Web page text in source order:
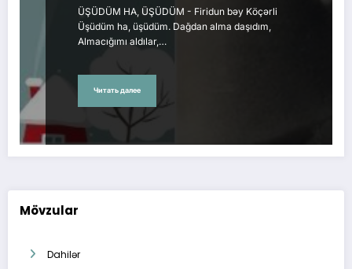
ÜŞÜDÜM HA, ÜŞÜDÜM - Firidun bəy Köçərli
Üşüdüm ha, üşüdüm. Dağdan alma daşıdım,
Almacığımı aldılar,…
Читать далее
Mövzular
Dahilər